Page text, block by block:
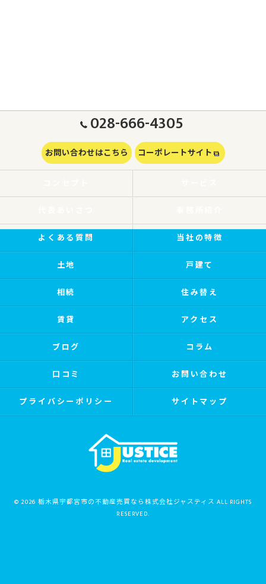
028-666-4305
お問い合わせはこちら コーポレートサイト
よくある質問 当社の特徴
土地 戸建て
相続 住み替え
賃貸 アクセス
ブログ コラム
口コミ お問い合わせ
プライバシーポリシー サイトマップ
© 2026 栃木県宇都宮市の不動産売買なら株式会社ジャスティス ALL RIGHTS
RESERVED.